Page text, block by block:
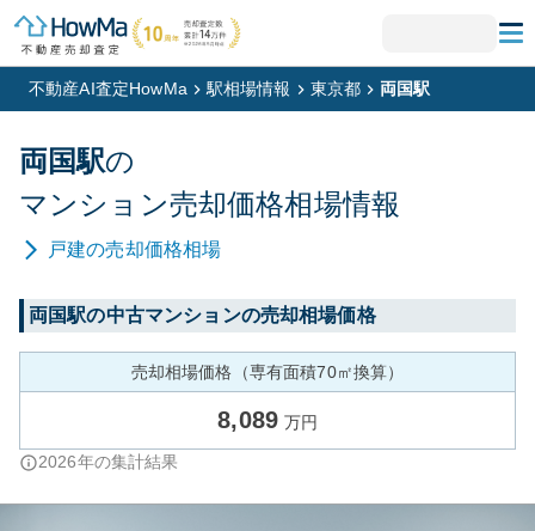
不動産AI査定HowMa 駅相場情報 東京都 両国駅
両国駅の
マンション売却価格相場情報
戸建の売却価格相場
両国駅の中古マンションの売却相場価格
売却相場価格（専有面積70㎡換算）
8,089 万円
2026年の集計結果